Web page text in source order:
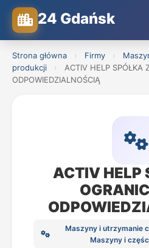
24 Gdańsk
Strona główna › Firmy ›
produkcji
›
ACTIV HELP SPÓŁKA
ODPOWIEDZIALNOŚCIĄ
ACTIV HELP
Maszyny i utrzymanie
Maszyny i